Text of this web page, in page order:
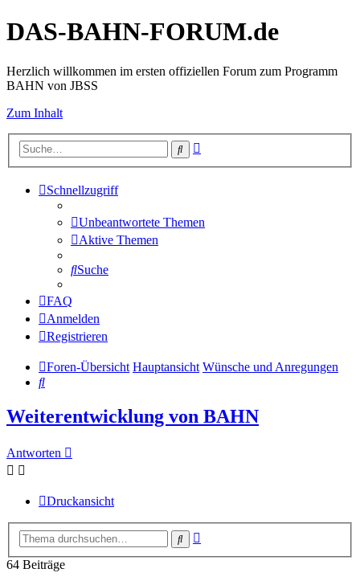
DAS-BAHN-FORUM.de
Herzlich willkommen im ersten offiziellen Forum zum Programm
BAHN von JBSS
Zum Inhalt
Suche
Schnellzugriff
Unbeantwortete Themen
Aktive Themen
Suche
FAQ
Anmelden
Registrieren
Foren-Übersicht Hauptansicht Wünsche und Anregungen
Suche
Weiterentwicklung von BAHN
Antworten
Druckansicht
Suche
64 Beiträge